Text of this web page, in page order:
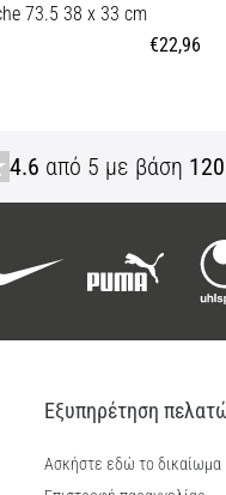
73.5 38 x 33 cm
€22,96
4.6 από 5 με βάση
Εξυπηρέτηση
Ασκήστε εδώ το